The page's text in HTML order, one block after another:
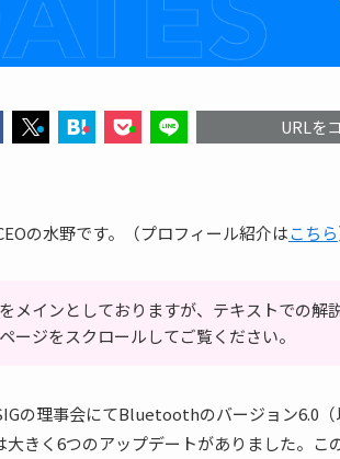
URLを
の水野です。（プロフィール紹介はこちら
メインとしておりますが、テキストでの解
ージをスクロールしてご覧ください。
の理事会にてBluetoothのバージョン6.0
きく6つのアップデートがありました。